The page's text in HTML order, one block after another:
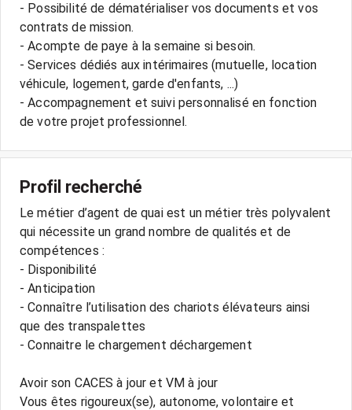
- Possibilité de dématérialiser vos documents et vos
contrats de mission.
- Acompte de paye à la semaine si besoin.
- Services dédiés aux intérimaires (mutuelle, location
véhicule, logement, garde d'enfants, ...)
- Accompagnement et suivi personnalisé en fonction
Profil recherché
Le métier d’agent de quai est un métier très polyvalent
qui nécessite un grand nombre de qualités et de
compétences :
- Disponibilité
- Anticipation
- Connaître l’utilisation des chariots élévateurs ainsi
que des transpalettes
- Connaitre le chargement déchargement
Avoir son CACES à jour et VM à jour
Vous êtes rigoureux(se), autonome, volontaire et